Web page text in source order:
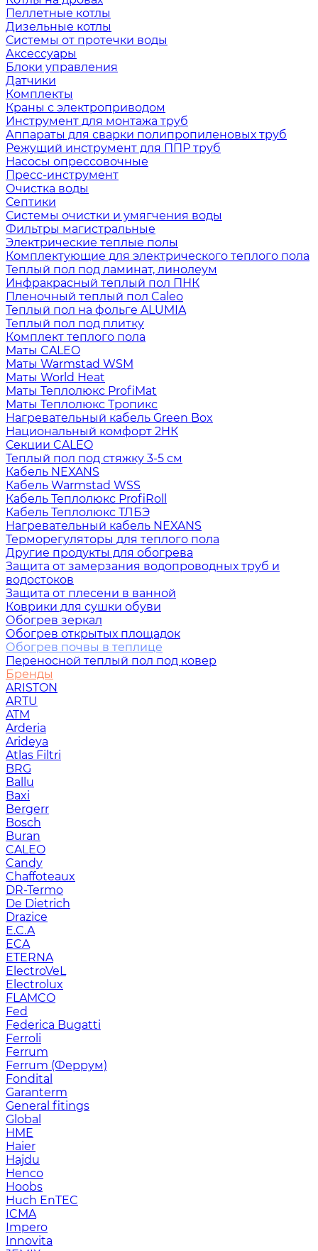
Пеллетные котлы
Дизельные котлы
Системы от протечки воды
Аксессуары
Блоки управления
Датчики
Комплекты
Краны с электроприводом
Инструмент для монтажа труб
Аппараты для сварки полипропиленовых труб
Режущий инструмент для ППР труб
Насосы опрессовочные
Пресс-инструмент
Очистка воды
Септики
Системы очистки и умягчения воды
Фильтры магистральные
Электрические теплые полы
Комплектующие для электрического теплого пола
Теплый пол под ламинат, линолеум
Инфракрасный теплый пол ПНК
Пленочный теплый пол Caleo
Теплый пол на фольге ALUMIA
Теплый пол под плитку
Комплект теплого пола
Маты CALEO
Маты Warmstad WSM
Маты World Heat
Маты Теплолюкс ProfiMat
Маты Теплолюкс Тропикс
Нагревательный кабель Green Box
Национальный комфорт 2НК
Секции CALEO
Теплый пол под стяжку 3-5 см
Кабель NEXANS
Кабель Warmstad WSS
Кабель Теплолюкс ProfiRoll
Кабель Теплолюкс ТЛБЭ
Нагревательный кабель NEXANS
Терморегуляторы для теплого пола
Другие продукты для обогрева
Защита от замерзания водопроводных труб и
водостоков
Защита от плесени в ванной
Коврики для сушки обуви
Обогрев зеркал
Обогрев открытых площадок
Обогрев почвы в теплице
Переносной теплый пол под ковер
Бренды
ARISTON
ARTU
ATM
Arderia
Arideya
Atlas Filtri
BRG
Ballu
Baxi
Bergerr
Bosch
Buran
CALEO
Candy
Chaffoteaux
DR-Termo
De Dietrich
Drazice
E.C.A
ECA
ETERNA
ElectroVeL
Electrolux
FLAMCO
Fed
Federica Bugatti
Ferroli
Ferrum
Ferrum (Феррум)
Fondital
Garanterm
General fitings
Global
HME
Haier
Hajdu
Henco
Hoobs
Huch EnTEC
ICMA
Impero
Innovita